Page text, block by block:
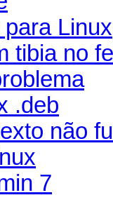
Linux
tibia no
.deb
não
7